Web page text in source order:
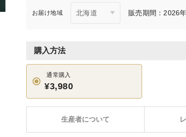
お届け地域 販売期間：2026
購入方法
通常購入
¥3,980
生産者について